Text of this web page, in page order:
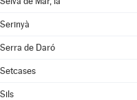
Serinyà
Serra de Daró
Setcases
Sils